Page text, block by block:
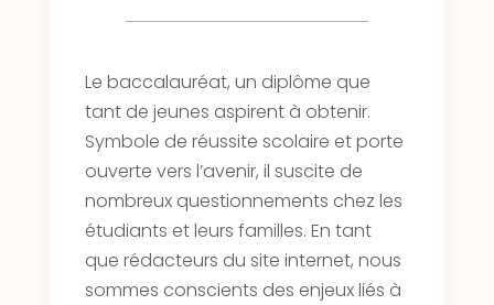
Le baccalauréat, un diplôme que
tant de jeunes aspirent à obtenir.
Symbole de réussite scolaire et porte
ouverte vers l’avenir, il suscite de
nombreux questionnements chez les
étudiants et leurs familles. En tant
que rédacteurs du site internet, nous
sommes conscients des enjeux liés à